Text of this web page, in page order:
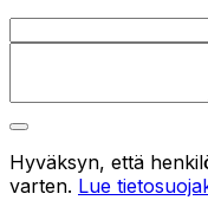
Hyväksyn, että
varten. Lue